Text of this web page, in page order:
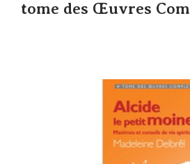
tome des Œuvres